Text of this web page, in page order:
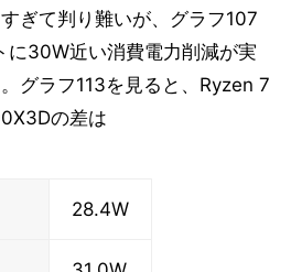
ぎて判り難いが、グラフ107
に30W近い消費電力削減が実
グラフ113を見ると、Ryzen 7
の差は
28.4W